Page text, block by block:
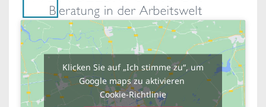
Klicken Sie auf „Ich stimme zu“, um
Google maps zu aktivieren
Cookie-Richtlinie